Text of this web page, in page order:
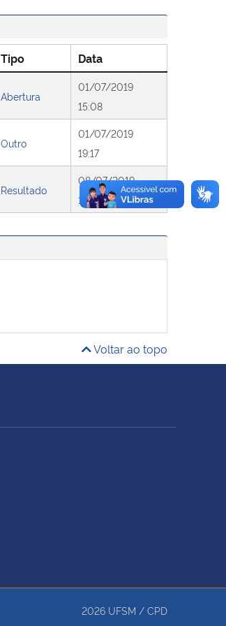
Tipo Data
Abertura
01/07/2019
15:08
Outro
01/07/2019
19:17
Resultado
08/07/2019
16:17
Voltar ao topo
2026 UFSM / CPD